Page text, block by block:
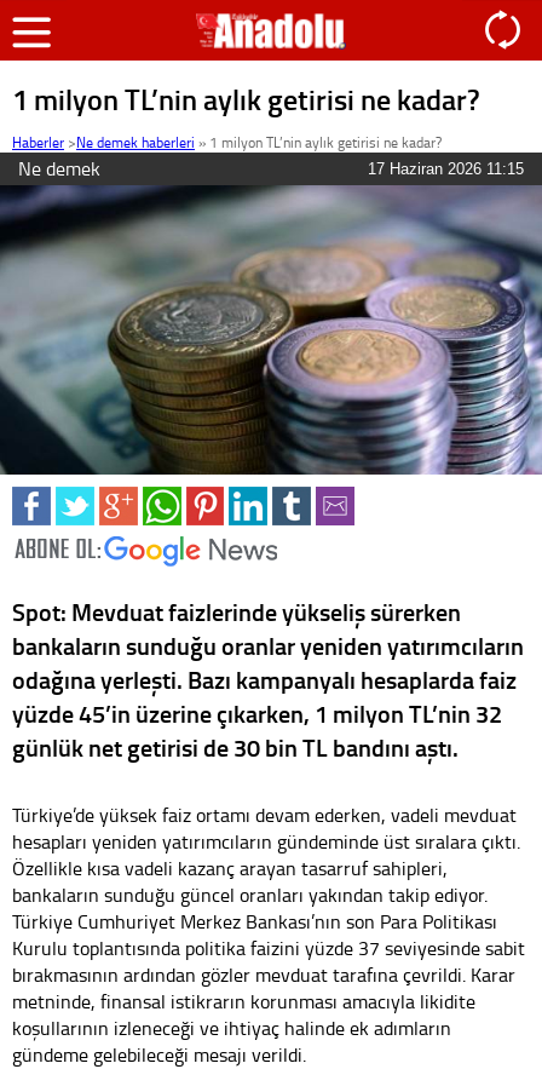
1 milyon TL’nin aylık getirisi ne kadar?
Haberler >Ne demek haberleri » 1 milyon TL’nin aylık getirisi ne kadar?
Ne demek 17 Haziran 2026 11:15
Spot: Mevduat faizlerinde yükseliş sürerken
bankaların sunduğu oranlar yeniden yatırımcıların
odağına yerleşti. Bazı kampanyalı hesaplarda faiz
yüzde 45’in üzerine çıkarken, 1 milyon TL’nin 32
günlük net getirisi de 30 bin TL bandını aştı.
Türkiye’de yüksek faiz ortamı devam ederken, vadeli mevduat
hesapları yeniden yatırımcıların gündeminde üst sıralara çıktı.
Özellikle kısa vadeli kazanç arayan tasarruf sahipleri,
bankaların sunduğu güncel oranları yakından takip ediyor.
Türkiye Cumhuriyet Merkez Bankası’nın son Para Politikası
Kurulu toplantısında politika faizini yüzde 37 seviyesinde sabit
bırakmasının ardından gözler mevduat tarafına çevrildi. Karar
metninde, finansal istikrarın korunması amacıyla likidite
koşullarının izleneceği ve ihtiyaç halinde ek adımların
gündeme gelebileceği mesajı verildi.